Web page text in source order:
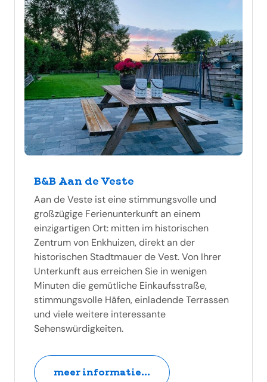
B&B Aan de Veste
Aan de Veste ist eine stimmungsvolle und
großzügige Ferienunterkunft an einem
einzigartigen Ort: mitten im historischen
Zentrum von Enkhuizen, direkt an der
historischen Stadtmauer de Vest. Von Ihrer
Unterkunft aus erreichen Sie in wenigen
Minuten die gemütliche Einkaufsstraße,
stimmungsvolle Häfen, einladende Terrassen
und viele weitere interessante
Sehenswürdigkeiten.
meer informatie...